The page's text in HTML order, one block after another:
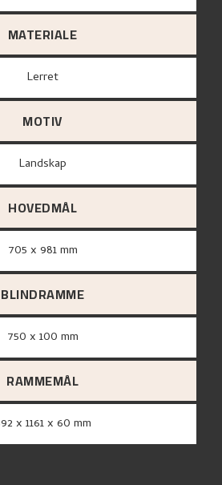
MATERIALE
lerret
MOTIV
Landskap
HOVEDMÅL
705 x 981 mm
BLINDRAMME
750 x 100 mm
RAMMEMÅL
892 x 1161 x 60 mm